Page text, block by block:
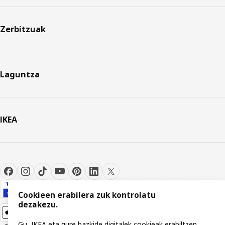
Zerbitzuak
Laguntza
IKEA
Cookieen erabilera zuk kontrolatu
dezakezu.